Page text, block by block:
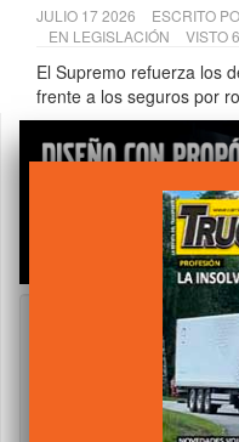
JULIO 17 2026 ESCRITO
EN LEGISLACIÓN VISTO
El Supremo refuerza los
frente a los seguros por